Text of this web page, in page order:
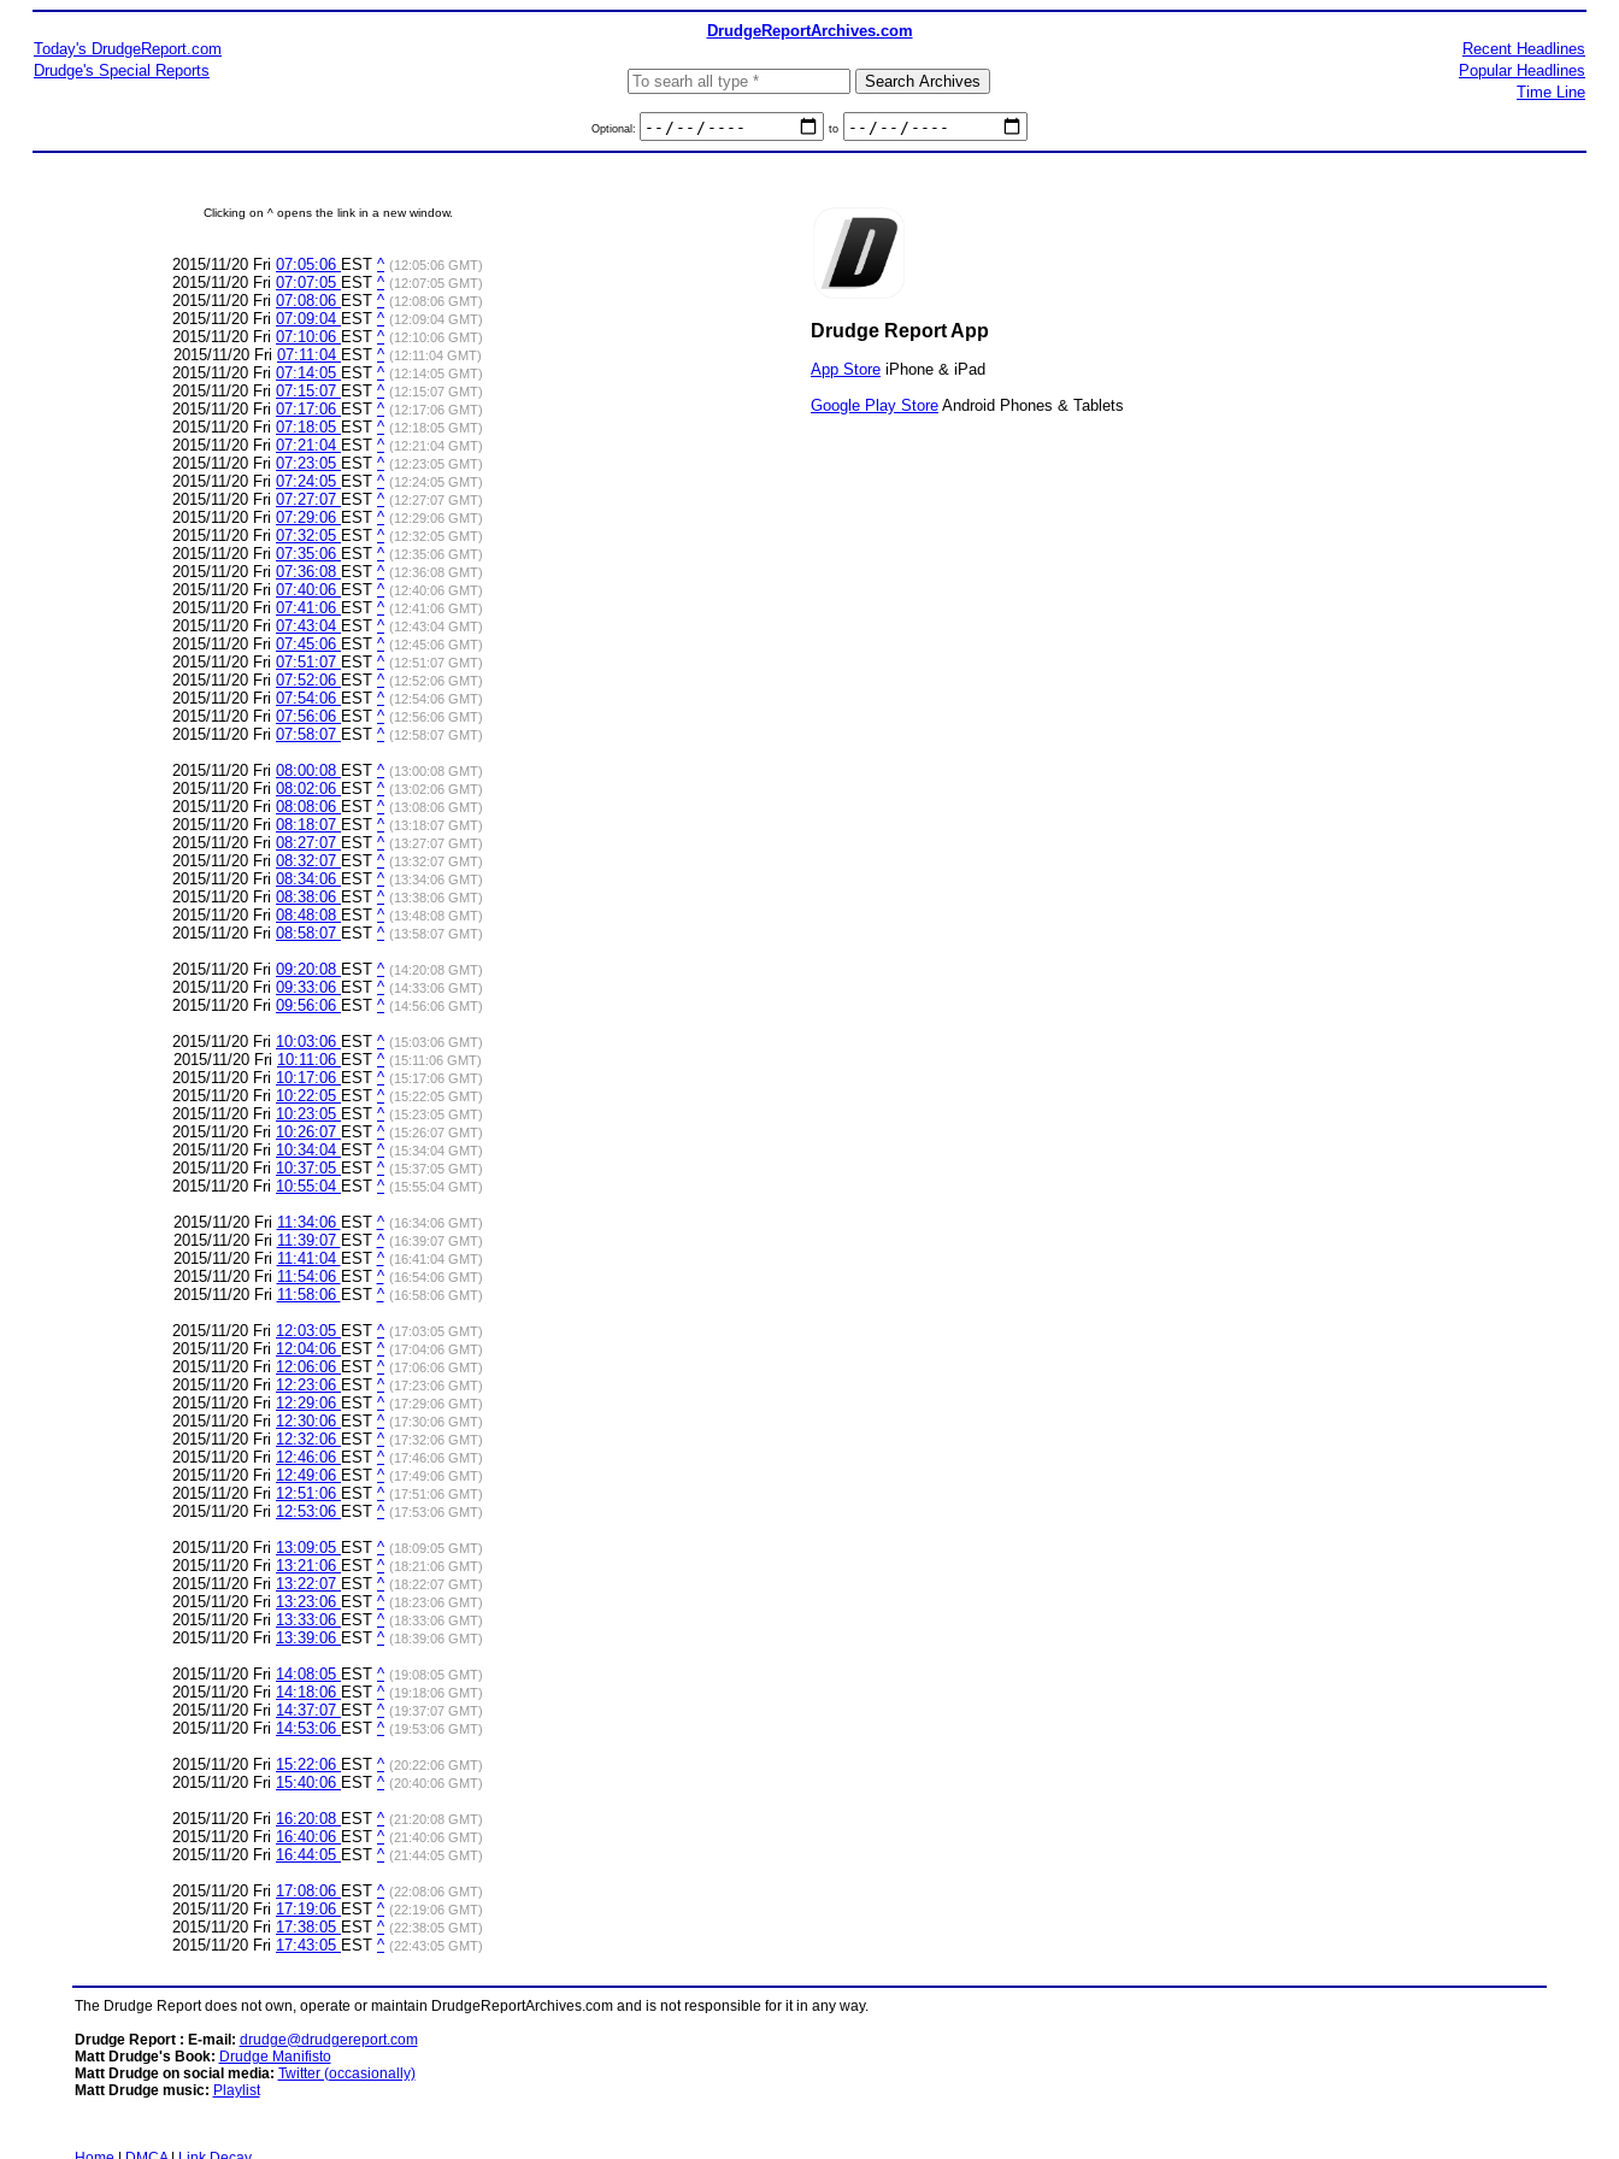
DrudgeReportArchives.com
Today's DrudgeReport.com
Drudge's Special Reports
Optional: to
Recent Headlines
Popular Headlines
Time Line
Clicking on ^ opens the link in a new window.
2015/11/20 Fri 07:05:06 EST ^ (12:05:06 GMT)
2015/11/20 Fri 07:07:05 EST ^ (12:07:05 GMT)
2015/11/20 Fri 07:08:06 EST ^ (12:08:06 GMT)
2015/11/20 Fri 07:09:04 EST ^ (12:09:04 GMT)
2015/11/20 Fri 07:10:06 EST ^ (12:10:06 GMT)
2015/11/20 Fri 07:11:04 EST ^ (12:11:04 GMT)
2015/11/20 Fri 07:14:05 EST ^ (12:14:05 GMT)
2015/11/20 Fri 07:15:07 EST ^ (12:15:07 GMT)
2015/11/20 Fri 07:17:06 EST ^ (12:17:06 GMT)
2015/11/20 Fri 07:18:05 EST ^ (12:18:05 GMT)
2015/11/20 Fri 07:21:04 EST ^ (12:21:04 GMT)
2015/11/20 Fri 07:23:05 EST ^ (12:23:05 GMT)
2015/11/20 Fri 07:24:05 EST ^ (12:24:05 GMT)
2015/11/20 Fri 07:27:07 EST ^ (12:27:07 GMT)
2015/11/20 Fri 07:29:06 EST ^ (12:29:06 GMT)
2015/11/20 Fri 07:32:05 EST ^ (12:32:05 GMT)
2015/11/20 Fri 07:35:06 EST ^ (12:35:06 GMT)
2015/11/20 Fri 07:36:08 EST ^ (12:36:08 GMT)
2015/11/20 Fri 07:40:06 EST ^ (12:40:06 GMT)
2015/11/20 Fri 07:41:06 EST ^ (12:41:06 GMT)
2015/11/20 Fri 07:43:04 EST ^ (12:43:04 GMT)
2015/11/20 Fri 07:45:06 EST ^ (12:45:06 GMT)
2015/11/20 Fri 07:51:07 EST ^ (12:51:07 GMT)
2015/11/20 Fri 07:52:06 EST ^ (12:52:06 GMT)
2015/11/20 Fri 07:54:06 EST ^ (12:54:06 GMT)
2015/11/20 Fri 07:56:06 EST ^ (12:56:06 GMT)
2015/11/20 Fri 07:58:07 EST ^ (12:58:07 GMT)
2015/11/20 Fri 08:00:08 EST ^ (13:00:08 GMT)
2015/11/20 Fri 08:02:06 EST ^ (13:02:06 GMT)
2015/11/20 Fri 08:08:06 EST ^ (13:08:06 GMT)
2015/11/20 Fri 08:18:07 EST ^ (13:18:07 GMT)
2015/11/20 Fri 08:27:07 EST ^ (13:27:07 GMT)
2015/11/20 Fri 08:32:07 EST ^ (13:32:07 GMT)
2015/11/20 Fri 08:34:06 EST ^ (13:34:06 GMT)
2015/11/20 Fri 08:38:06 EST ^ (13:38:06 GMT)
2015/11/20 Fri 08:48:08 EST ^ (13:48:08 GMT)
2015/11/20 Fri 08:58:07 EST ^ (13:58:07 GMT)
2015/11/20 Fri 09:20:08 EST ^ (14:20:08 GMT)
2015/11/20 Fri 09:33:06 EST ^ (14:33:06 GMT)
2015/11/20 Fri 09:56:06 EST ^ (14:56:06 GMT)
2015/11/20 Fri 10:03:06 EST ^ (15:03:06 GMT)
2015/11/20 Fri 10:11:06 EST ^ (15:11:06 GMT)
2015/11/20 Fri 10:17:06 EST ^ (15:17:06 GMT)
2015/11/20 Fri 10:22:05 EST ^ (15:22:05 GMT)
2015/11/20 Fri 10:23:05 EST ^ (15:23:05 GMT)
2015/11/20 Fri 10:26:07 EST ^ (15:26:07 GMT)
2015/11/20 Fri 10:34:04 EST ^ (15:34:04 GMT)
2015/11/20 Fri 10:37:05 EST ^ (15:37:05 GMT)
2015/11/20 Fri 10:55:04 EST ^ (15:55:04 GMT)
2015/11/20 Fri 11:34:06 EST ^ (16:34:06 GMT)
2015/11/20 Fri 11:39:07 EST ^ (16:39:07 GMT)
2015/11/20 Fri 11:41:04 EST ^ (16:41:04 GMT)
2015/11/20 Fri 11:54:06 EST ^ (16:54:06 GMT)
2015/11/20 Fri 11:58:06 EST ^ (16:58:06 GMT)
2015/11/20 Fri 12:03:05 EST ^ (17:03:05 GMT)
2015/11/20 Fri 12:04:06 EST ^ (17:04:06 GMT)
2015/11/20 Fri 12:06:06 EST ^ (17:06:06 GMT)
2015/11/20 Fri 12:23:06 EST ^ (17:23:06 GMT)
2015/11/20 Fri 12:29:06 EST ^ (17:29:06 GMT)
2015/11/20 Fri 12:30:06 EST ^ (17:30:06 GMT)
2015/11/20 Fri 12:32:06 EST ^ (17:32:06 GMT)
2015/11/20 Fri 12:46:06 EST ^ (17:46:06 GMT)
2015/11/20 Fri 12:49:06 EST ^ (17:49:06 GMT)
2015/11/20 Fri 12:51:06 EST ^ (17:51:06 GMT)
2015/11/20 Fri 12:53:06 EST ^ (17:53:06 GMT)
2015/11/20 Fri 13:09:05 EST ^ (18:09:05 GMT)
2015/11/20 Fri 13:21:06 EST ^ (18:21:06 GMT)
2015/11/20 Fri 13:22:07 EST ^ (18:22:07 GMT)
2015/11/20 Fri 13:23:06 EST ^ (18:23:06 GMT)
2015/11/20 Fri 13:33:06 EST ^ (18:33:06 GMT)
2015/11/20 Fri 13:39:06 EST ^ (18:39:06 GMT)
2015/11/20 Fri 14:08:05 EST ^ (19:08:05 GMT)
2015/11/20 Fri 14:18:06 EST ^ (19:18:06 GMT)
2015/11/20 Fri 14:37:07 EST ^ (19:37:07 GMT)
2015/11/20 Fri 14:53:06 EST ^ (19:53:06 GMT)
2015/11/20 Fri 15:22:06 EST ^ (20:22:06 GMT)
2015/11/20 Fri 15:40:06 EST ^ (20:40:06 GMT)
2015/11/20 Fri 16:20:08 EST ^ (21:20:08 GMT)
2015/11/20 Fri 16:40:06 EST ^ (21:40:06 GMT)
2015/11/20 Fri 16:44:05 EST ^ (21:44:05 GMT)
2015/11/20 Fri 17:08:06 EST ^ (22:08:06 GMT)
2015/11/20 Fri 17:19:06 EST ^ (22:19:06 GMT)
2015/11/20 Fri 17:38:05 EST ^ (22:38:05 GMT)
2015/11/20 Fri 17:43:05 EST ^ (22:43:05 GMT)
Drudge Report App
App Store iPhone & iPad
Google Play Store Android Phones & Tablets
The Drudge Report does not own, operate or maintain DrudgeReportArchives.com and is not responsible for it in any way.
Drudge Report : E-mail: drudge@drudgereport.com
Matt Drudge's Book: Drudge Manifisto
Matt Drudge on social media: Twitter (occasionally)
Matt Drudge music: Playlist